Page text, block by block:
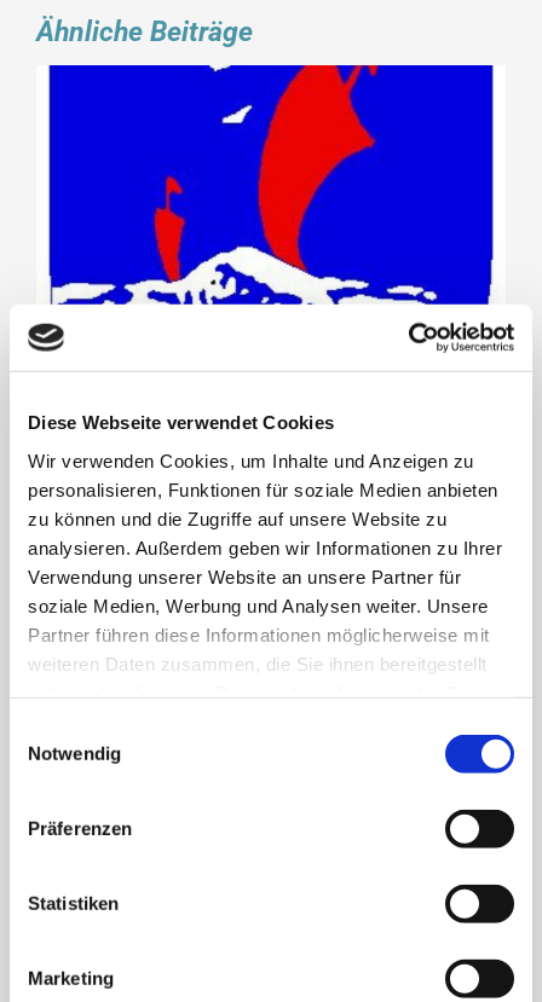
Diese Webseite verwendet Cookies
Wir verwenden Cookies, um Inhalte und Anzeigen zu
personalisieren, Funktionen für soziale Medien anbieten
zu können und die Zugriffe auf unsere Website zu
analysieren. Außerdem geben wir Informationen zu Ihrer
Verwendung unserer Website an unsere Partner für
soziale Medien, Werbung und Analysen weiter. Unsere
Partner führen diese Informationen möglicherweise mit
weiteren Daten zusammen, die Sie ihnen bereitgestellt
Notwendig
Präferenzen
Statistiken
Marketing
Ähnliche Beiträge
Bekanntmachung über die Entscheidung über die Zulassung der
Wahlvorschläge in der Sitzung am 21.07.2026 des Wahlausschusses der
Inselgemeinde Langeoog für die Kommunalwahlen am 13. September 2026
21. Juli 2026
16. Juli 2026